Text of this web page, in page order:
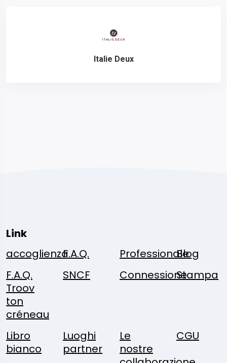
Italie Deux
Link
accoglienzaF.A.Q. Professionale
Blog
F.A.Q.
Troov
ton
créneau
SNCF ConnessioneStampa
Libro
bianco
Luoghi
partner
Le
nostre
CGU